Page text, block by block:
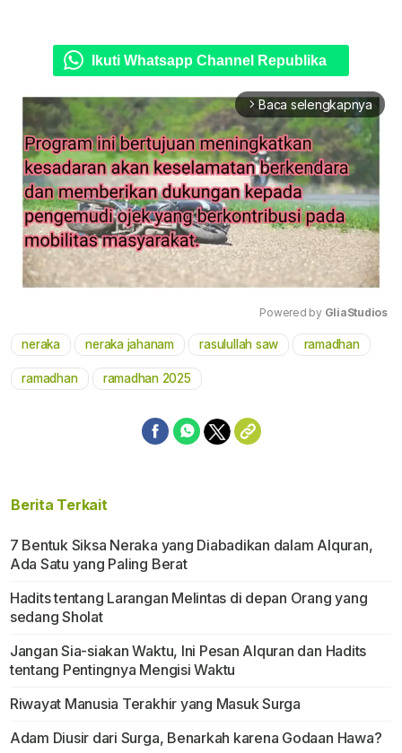
Ikuti Whatsapp Channel Republika
arrow_forward_ios Baca selengkapnya
Mute
Powered by GliaStudios
neraka neraka jahanam rasulullah saw ramadhan
ramadhan ramadhan 2025
Berita Terkait
7 Bentuk Siksa Neraka yang Diabadikan dalam Alquran,
Ada Satu yang Paling Berat
Hadits tentang Larangan Melintas di depan Orang yang
sedang Sholat
Jangan Sia-siakan Waktu, Ini Pesan Alquran dan Hadits
tentang Pentingnya Mengisi Waktu
Riwayat Manusia Terakhir yang Masuk Surga
Adam Diusir dari Surga, Benarkah karena Godaan Hawa?